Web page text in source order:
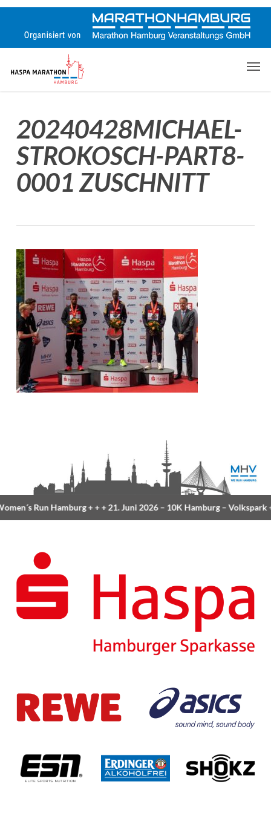
Skip
content
20240428MICHAEL-
STROKOSCH-PART8-
0001 ZUSCHNITT
Run Hamburg+ + +21. Juni 2026 –10K Hamburg– Volkspark